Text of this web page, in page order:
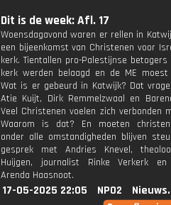
Dit is de week: Afl. 17
Woensdagavond waren er rellen in
een bijeenkomst van Christenen voor
kerk. Tientallen pro-Palestijnse
kerk werden belaagd en de ME moest
Wat is er gebeurd in Katwijk? Dat
Atie Kuijt, Dirk Remmelzwaal en
Veel Christenen voelen zich verbonden
Waarom is dat? En moeten
onder alle omstandigheden blijven
gesprek met Andries Knevel,
Huijgen, journalist Rinke Verkerk en
Arenda Haasnoot.
17-05-2025 22:05 NPO2